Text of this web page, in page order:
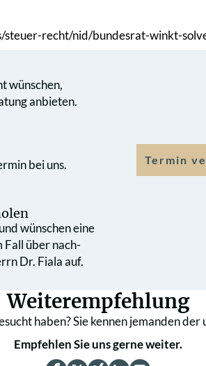
steuer-recht/nid/bundesrat-winkt-
wünschen,
anbieten.
bei uns. Termin
wünschen eine
Fall über nach­
Dr. Fiala auf.
Weiterempfehlung
haben? Sie kennen jemanden
Empfehlen Sie uns gerne weiter.